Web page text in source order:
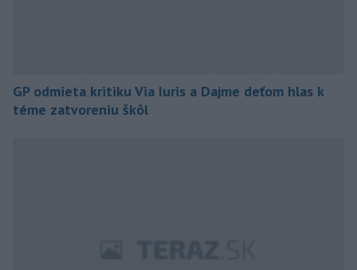
GP odmieta kritiku Via Iuris a Dajme deťom hlas k
téme zatvoreniu škôl